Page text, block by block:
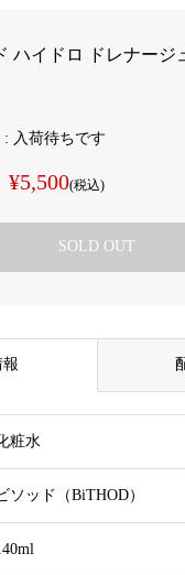
ハイドロ ドレナージ
: 入荷待ちです
¥5,500(税込)
SOLD OUT
粧水
ソッド（BiTHOD）